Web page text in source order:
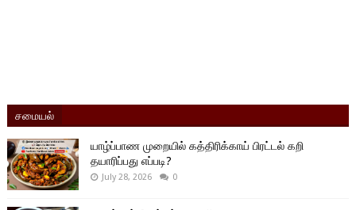
சமையல்
யாழ்ப்பாண முறையில் கத்திரிக்காய் பிரட்டல் கறி
தயாரிப்பது எப்படி?
July 28, 2026 0